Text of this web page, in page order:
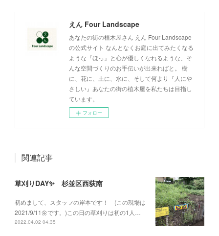
えん Four Landscape
あなたの街の植木屋さん えん Four Landscape
の公式サイト なんとなくお庭に出てみたくなる
ような『ほっ』と心が優しくなれるような、そ
んな空間づくりのお手伝いが出来ればと。 樹
に、花に、土に、水に、そして何より『人にや
さしい』あなたの街の植木屋を私たちは目指し
ています。
フォロー
関連記事
草刈りDAY✨ 杉並区西荻南
初めまして、スタッフの岸本です！ (この現場は
2021/9/11🌼です。)この日の草刈りは初の1人…
2022.04.02 04:35